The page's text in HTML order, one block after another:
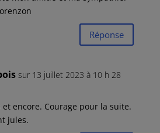
Réponse
sur 13 juillet 2023 à 10 h 28
et encore. Courage pour la suite.
jules.